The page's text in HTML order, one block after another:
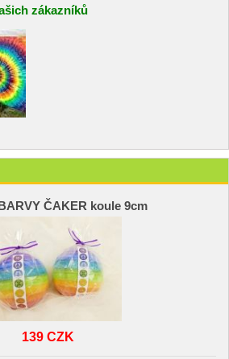
zákazníků
ČAKER koule 9cm
139 CZK